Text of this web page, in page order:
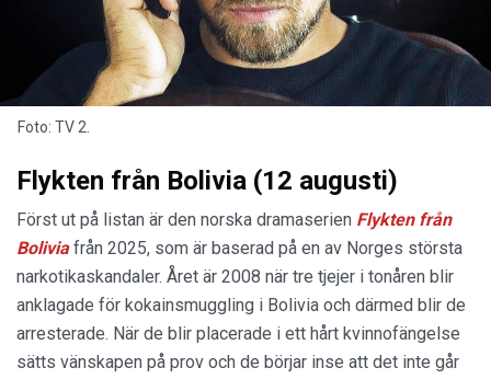
Foto: TV 2.
Flykten från Bolivia (12 augusti)
Först ut på listan är den norska dramaserien Flykten från
Boliviafrån 2025, som är baserad på en av Norges största
narkotikaskandaler. Året är 2008 när tre tjejer i tonåren blir
anklagade för kokainsmuggling i Bolivia och därmed blir de
arresterade. När de blir placerade i ett hårt kvinnofängelse
sätts vänskapen på prov och de börjar inse att det inte går